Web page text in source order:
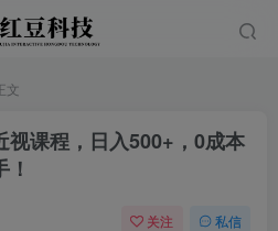
文
视课程，日入500+，0成本
关注 私信